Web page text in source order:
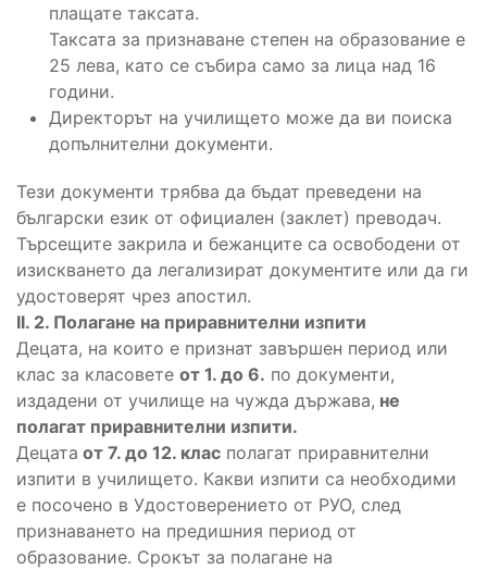
плащате таксата.
Таксата за признаване степен на образование е
25 лева, като се събира само за лица над 16
години.
Директорът на училището може да ви поиска
допълнителни документи.
Тези документи трябва да бъдат преведени на
български език от официален (заклет) преводач.
Търсещите закрила и бежанците са освободени от
изискването да легализират документите или да ги
удостоверят чрез апостил.
II. 2. Полагане на приравнителни изпити
Децата, на които е признат завършен период или
клас за класовете от 1. до 6. по документи,
издадени от училище на чужда държава, не
полагат приравнителни изпити.
Децата от 7. до 12. клас полагат приравнителни
изпити в училището. Какви изпити са необходими
е посочено в Удостоверението от РУО, след
признаването на предишния период от
образование. Срокът за полагане на